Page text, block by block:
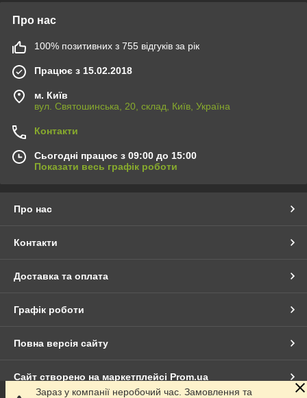
Про нас
100% позитивних з 755 відгуків за рік
Працює з 15.02.2018
м. Київ
вул. Святошинська, 20, склад, Київ, Україна
Контакти
Сьогодні працює з 09:00 до 15:00
Показати весь графік роботи
Про нас
Контакти
Доставка та оплата
Графік роботи
Повна версія сайту
Сайт створено на маркетплейсі Prom.ua
Зараз у компанії неробочий час. Замовлення та